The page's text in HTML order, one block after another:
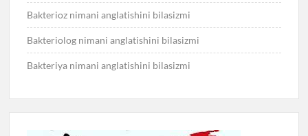
Bakterioz nimani anglatishini bilasizmi
Bakteriolog nimani anglatishini bilasizmi
Bakteriya nimani anglatishini bilasizmi